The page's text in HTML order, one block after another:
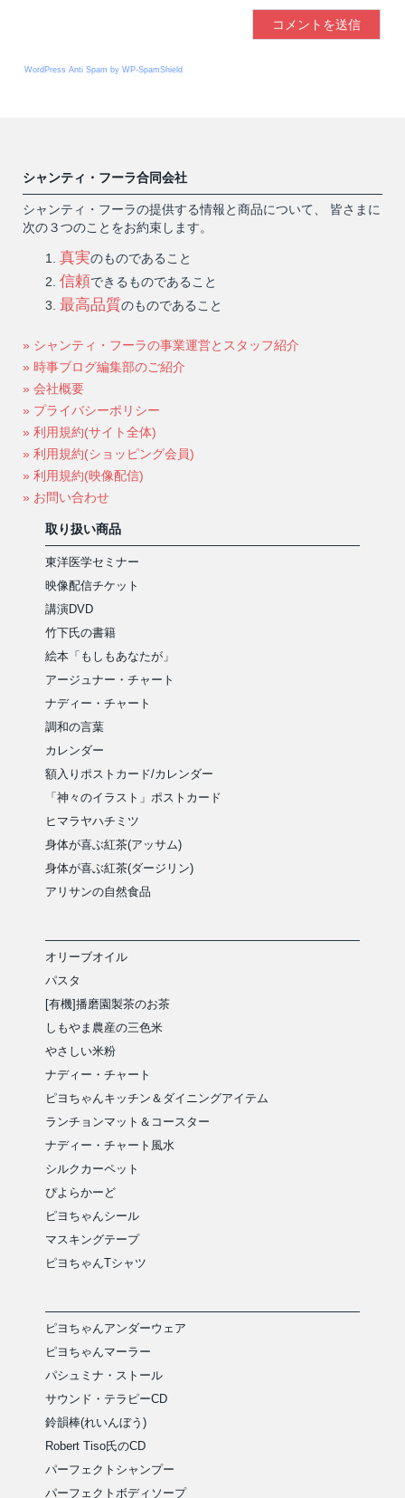
WordPress Anti Spam by WP-SpamShield
シャンティ・フーラ合同会社
シャンティ・フーラの提供する情報と商品について、 皆さまに
次の３つのことをお約束します。
真実のものであること
信頼できるものであること
最高品質のものであること
» シャンティ・フーラの事業運営とスタッフ紹介
» 時事ブログ編集部のご紹介
» 会社概要
» プライバシーポリシー
» 利用規約(サイト全体)
» 利用規約(ショッピング会員)
» 利用規約(映像配信)
» お問い合わせ
取り扱い商品
東洋医学セミナー
映像配信チケット
講演DVD
竹下氏の書籍
絵本「もしもあなたが」
アージュナー・チャート
ナディー・チャート
調和の言葉
カレンダー
額入りポストカード/カレンダー
「神々のイラスト」ポストカード
ヒマラヤハチミツ
身体が喜ぶ紅茶(アッサム)
身体が喜ぶ紅茶(ダージリン)
アリサンの自然食品
オリーブオイル
パスタ
[有機]播磨園製茶のお茶
しもやま農産の三色米
やさしい米粉
ナディー・チャート
ピヨちゃんキッチン＆ダイニングアイテム
ランチョンマット＆コースター
ナディー・チャート風水
シルクカーペット
ぴよらかーど
ピヨちゃんシール
マスキングテープ
ピヨちゃんTシャツ
ピヨちゃんアンダーウェア
ピヨちゃんマーラー
パシュミナ・ストール
サウンド・テラピーCD
鈴韻棒(れいんぼう)
Robert Tiso氏のCD
パーフェクトシャンプー
パーフェクトボディソープ